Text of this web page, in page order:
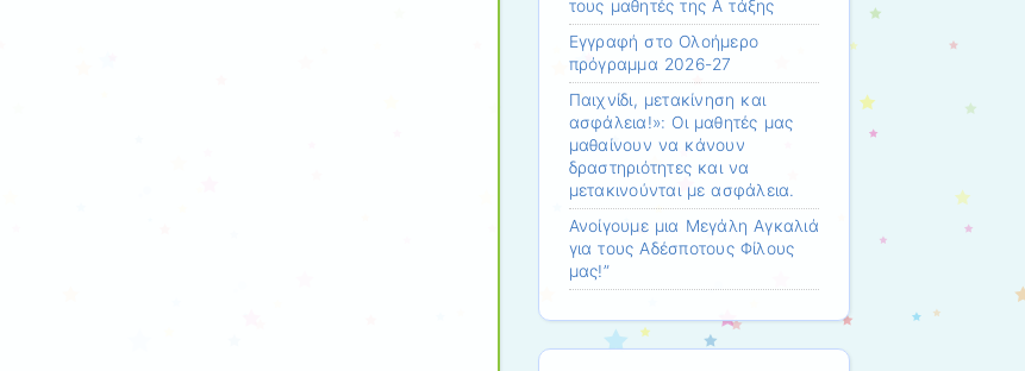
τους μαθητές της Α τάξης
Εγγραφή στο Ολοήμερο
πρόγραμμα 2026-27
Παιχνίδι, μετακίνηση και
ασφάλεια!»: Οι μαθητές μας
μαθαίνουν να κάνουν
δραστηριότητες και να
μετακινούνται με ασφάλεια.
Ανοίγουμε μια Μεγάλη Αγκαλιά
για τους Αδέσποτους Φίλους
μας!”